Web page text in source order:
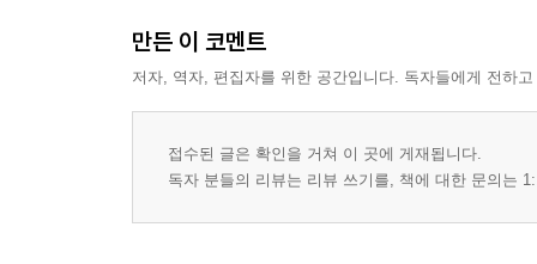
만든 이 코멘트
저자, 역자, 편집자를 위한 공간입니다. 독자들에게 전하
접수된 글은 확인을 거쳐 이 곳에 게재됩니다.
독자 분들의 리뷰는 리뷰 쓰기를, 책에 대한 문의는